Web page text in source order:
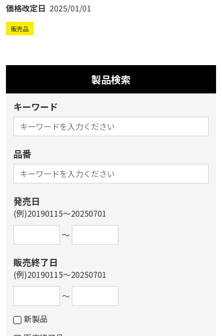
価格改定日 2025/01/01
販売品
製品検索
キーワード
品番
発売日
(例)20190115～20250701
～
販売終了日
(例)20190115～20250701
～
新製品